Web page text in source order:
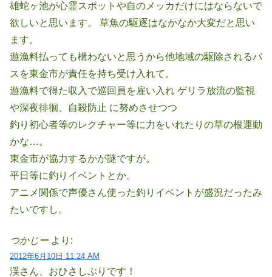
雄蛇ヶ池が心霊スポットや自のメッカだけにはならないで
欲しいと思います。 草魚の駆逐はなかなか大変だと思い
ます。
遊漁料払っても構わないと思うから他地域の駆除されるバ
スを東金市が責任を持ち受け入れて。
遊漁料で得た収入で巡回員を雇い入れ ゲリラ放流の監視
や深夜徘徊、自殺防止 に努めさせつつ
釣り初心者等のレクチャー等に力をいれたりの草の根運動
かな…。
東金市が協力するかが謎ですが。
平日等に釣りイベントとか。
アニメ関係で声優さん使った釣りイベントが盛況だったみ
たいですし。
つかじー より:
2012年6月10日 11:24 AM
渓さん、おひさしぶりです！